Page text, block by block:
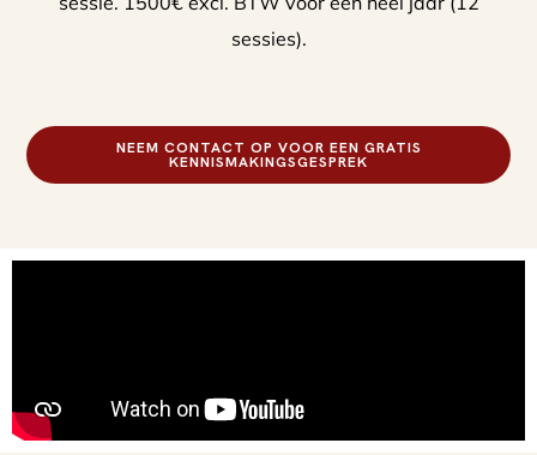
sessies).
NEEM CONTACT OP VOOR EEN GRATIS
KENNISMAKINGSGESPREK